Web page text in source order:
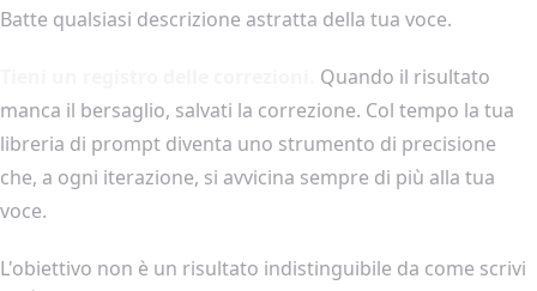
Batte qualsiasi descrizione astratta della tua voce.
Quando il risultato
manca il bersaglio, salvati la correzione. Col tempo la tua
libreria di prompt diventa uno strumento di precisione
che, a ogni iterazione, si avvicina sempre di più alla tua
voce.
L'obiettivo non è un risultato indistinguibile da come scrivi